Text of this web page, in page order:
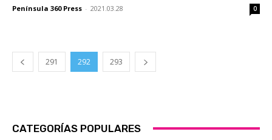
Península 360 Press - 2021.03.28 0
291 292 293
CATEGORÍAS POPULARES